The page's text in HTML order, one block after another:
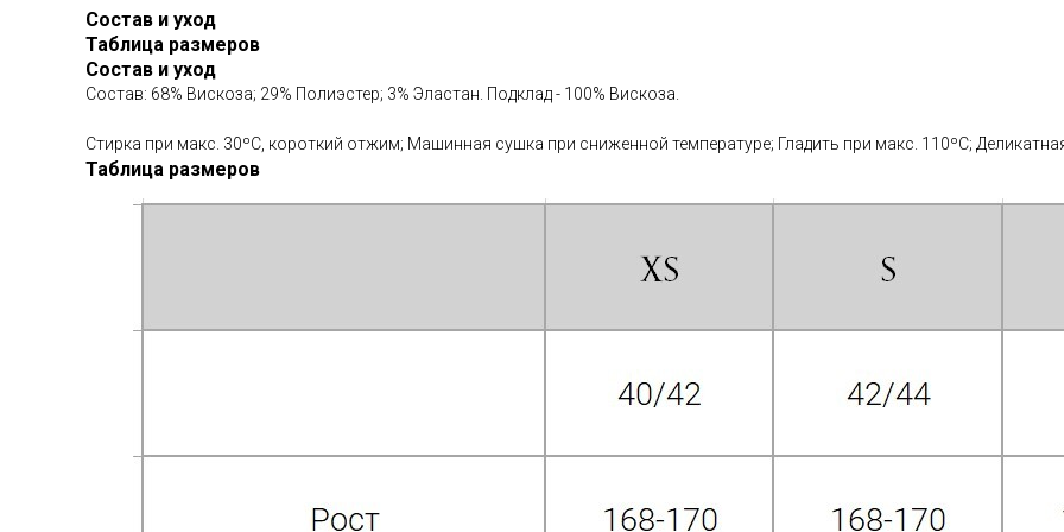
Состав и уход
Таблица размеров
Состав и уход
Состав: 68% Вискоза; 29% Полиэстер; 3% Эластан. Подклад - 100% Вискоза.
Стирка при макс. 30ºС, короткий отжим; Машинная сушка при сниженной температуре; Гладить при макс. 110ºС;
Таблица размеров